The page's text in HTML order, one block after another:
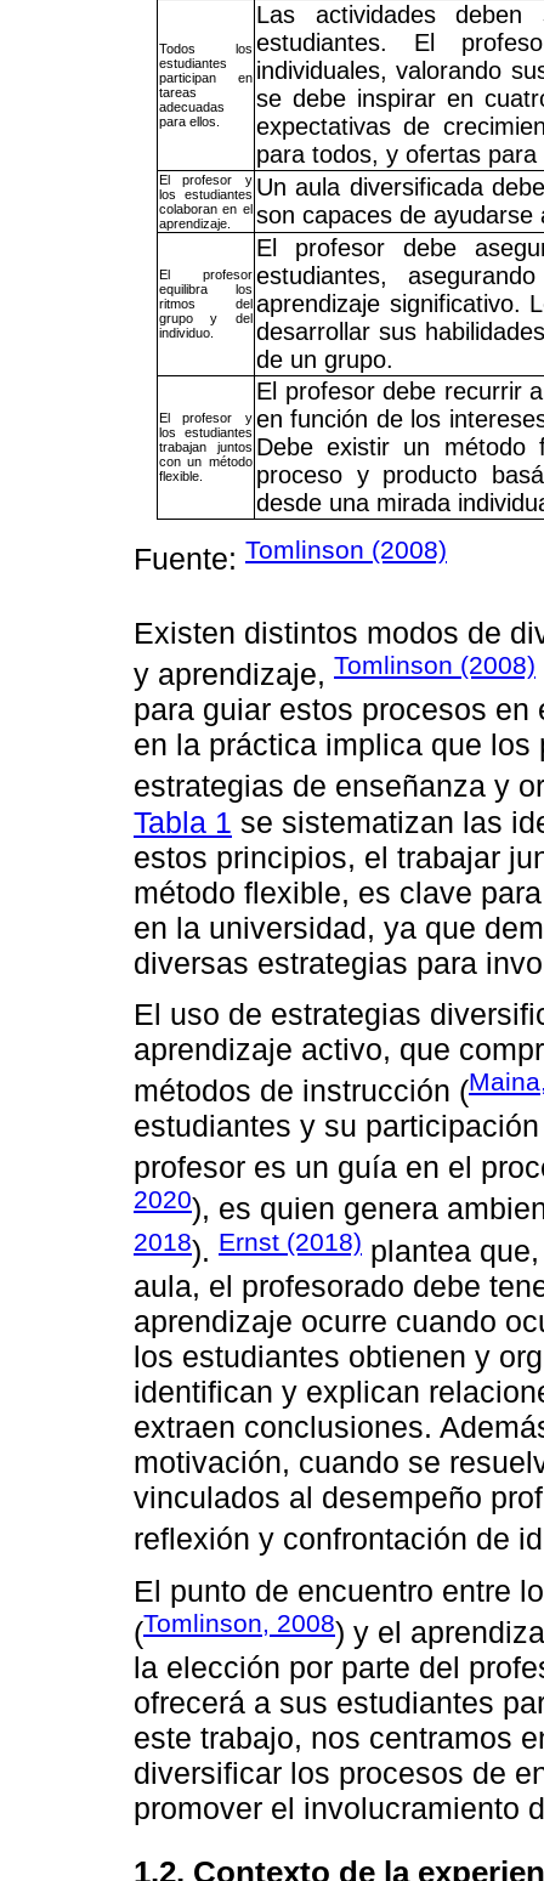
Todos los
estudiantes
participan en
tareas
adecuadas
para ellos.
Las actividades
estudiantes. El
individuales, valorando
se debe inspirar en
expectativas de
para todos, y ofertas para
El profesor y
los estudiantes
colaboran en el
aprendizaje.
Un aula diversificada
son capaces de
El profesor
equilibra los
ritmos del
grupo y del
individuo.
El profesor debe
estudiantes,
aprendizaje significativo.
desarrollar sus
de un grupo.
El profesor y
los estudiantes
trabajan juntos
con un método
flexible.
El profesor debe recurrir
en función de los
Debe existir un método
proceso y producto
desde una mirada
Fuente: Tomlinson (2008)
Existen distintos modos de
y aprendizaje, Tomlinson (2008)
para guiar estos procesos
en la práctica implica que
estrategias de enseñanza y
Tabla 1 se sistematizan las
estos principios, el trabajar
método flexible, es clave
en la universidad, ya que
diversas estrategias para
El uso de estrategias
aprendizaje activo, que
métodos de instrucción (
estudiantes y su
profesor es un guía en el
2020), es quien genera
2018). Ernst (2018) plantea
aula, el profesorado debe
aprendizaje ocurre cuando
los estudiantes obtienen y
identifican y explican
extraen conclusiones.
motivación, cuando se
vinculados al desempeño
reflexión y confrontación de
El punto de encuentro entre
(Tomlinson, 2008) y el
la elección por parte del
ofrecerá a sus estudiantes
este trabajo, nos centramos
diversificar los procesos de
promover el involucramiento
1.2. Contexto de la